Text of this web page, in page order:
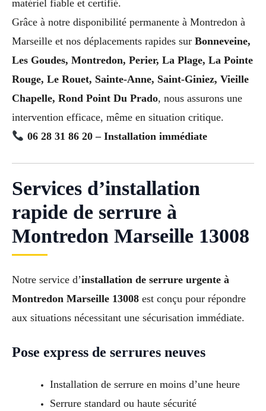
matériel fiable et certifié.
Grâce à notre disponibilité permanente à Montredon à
Marseille et nos déplacements rapides sur Bonneveine,
Les Goudes, Montredon, Perier, La Plage, La Pointe
Rouge, Le Rouet, Sainte-Anne, Saint-Giniez, Vieille
Chapelle, Rond Point Du Prado, nous assurons une
intervention efficace, même en situation critique.
06 28 31 86 20 – Installation immédiate
Services d’installation
rapide de serrure à
Montredon Marseille 13008
Notre service d’installation de serrure urgente à
Montredon Marseille 13008 est conçu pour répondre
aux situations nécessitant une sécurisation immédiate.
Pose express de serrures neuves
Installation de serrure en moins d’une heure
Serrure standard ou haute sécurité